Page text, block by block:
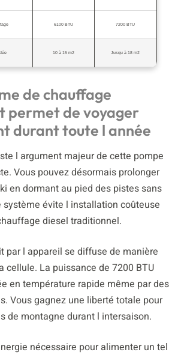
6100 BTU 7200 BTU
10 à 15 m2 Jusqu à 18 m2
de chauffage
permet de voyager
durant toute l année
l argument majeur de cette pompe
Vous pouvez désormais prolonger
en dormant au pied des pistes sans
système évite l installation coûteuse
diesel traditionnel.
par l appareil se diffuse de manière
cellule. La puissance de 7200 BTU
en température rapide même par des
Vous gagnez une liberté totale pour
de montagne durant l intersaison.
nécessaire pour alimenter un tel